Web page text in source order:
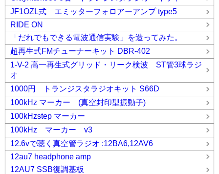
JF1OZL式 エミッターフォロアーアンプ type5
RIDE ON
「だれでもできる電波通信実験」を造ってみた。
超再生式FMチューナーキット DBR-402
1-V-2 高一再生式グリッド・リーク検波 ST管3球ラジ
オ
1000円 トランジスタラジオキット S66D
100kHz マーカー (真空封印型振動子)
100kHzstep マーカー
100kHz マーカー v3
12.6vで聴く真空管ラジオ :12BA6,12AV6
12au7 headphone amp
12AU7 SSB復調基板